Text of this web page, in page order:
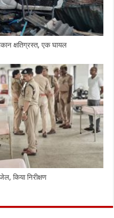
क्षतिग्रस्त, एक घायल
किया निरीक्षण